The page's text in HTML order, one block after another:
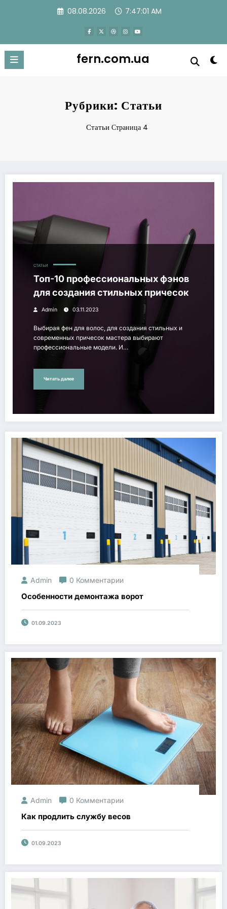
08.08.2026 7:47:02 AM
fern.com.ua
Рубрики: Статьи
Статьи Страница 4
СТАТЬИ
Топ-10 профессиональных фэнов
для создания стильных причесок
Admin 03.11.2023
Выбирая фен для волос, для создания стильных и
современных причесок мастера выбирают
профессиональные модели. И…
Читать далее
Admin 0 Комментарии
Особенности демонтажа ворот
01.09.2023
Admin 0 Комментарии
Как продлить службу весов
01.09.2023